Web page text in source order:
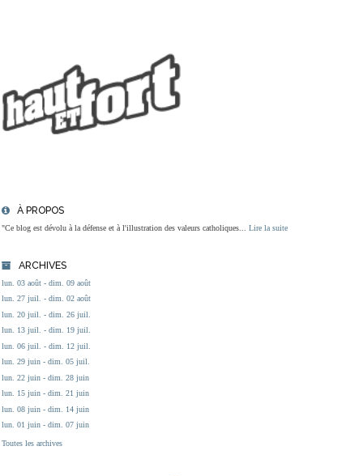
À PROPOS
"Ce blog est dévolu à la défense et à l'illustration des valeurs catholiques... Lire la suite
ARCHIVES
lun. 03 août - dim. 09 août
lun. 27 juil. - dim. 02 août
lun. 20 juil. - dim. 26 juil.
lun. 13 juil. - dim. 19 juil.
lun. 06 juil. - dim. 12 juil.
lun. 29 juin - dim. 05 juil.
lun. 22 juin - dim. 28 juin
lun. 15 juin - dim. 21 juin
lun. 08 juin - dim. 14 juin
lun. 01 juin - dim. 07 juin
Toutes les archives